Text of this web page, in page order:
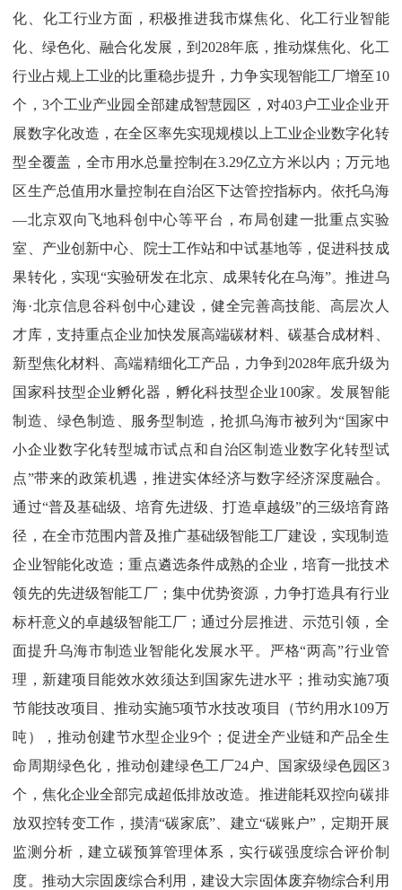
化、化工行业方面，积极推进我市煤焦化、化工行业智能
化、绿色化、融合化发展，到 2028年底，推动煤焦化、化工
行业占规上工业的比重稳步提升，力争实现智能工厂增至10
个， 3个工业产业园全部建成智慧园区，对403户工业企业开
展数字化改造，在全区率先实现规模以上工业企业数字化转
型全覆盖， 全市用水总量控制在3.29亿立方米以内；万元地
区生产总值用水量控制在自治区下达管控指标内。依托乌海
—北京双向飞地科创中心等平台，布局创建一批重点实验
室、产业创新中心、院士工作站和中试基地等，促进科技成
果转化， 实现“实验研发在北京、成果转化在乌海”。推进乌
海·北京信息谷科创中心建设，健全完善高技能、高层次人
才库， 支持重点企业加快发展高端碳材料、碳基合成材料、
新型焦化材料、高端精细化工产品， 力争到 2028年底升级为
国家科技型企业孵化器，孵化科技型企业100家。 发展智能
制造、绿色制造、服务型制造，抢抓乌海市被列 为“国家中
小企业数字化转型城市试点和自治区制造业数字化转型试
点”带来的政策机遇，推进实体经济与数字经济深度融合。
通过“普及基础级、培育先进级、打造卓越级”的三级培育路
径，在全市范围内普及推广基础级智能工厂建设，实现制造
企业智能化改造；重点遴选条件成熟的企业，培育一批技术
领先的先进级智能工厂；集中优势资源，力争打造具有行业
标杆意义的卓越级智能工厂；通过分层推进、示范引领，全
面提升乌海市制造业智能化发展水平。严格“两高”行业管
理，新建项目能效水效须达到 国家先进水平；推动实施7项
节能技改项目、推动实施5项节水技改项目（节约用水109万
吨），推动创建节水型企业9个 ；促进全产业链和产品全生
命周期绿色化 ，推动创建绿色工厂24 户、国家级绿色园区3
个，焦化企业全部完成超低排放改造。推进能耗双控向碳排
放双控转变工作，摸清“碳家底”、建立“碳账户” ，定期开展
监测分析，建立碳预算管理体系，实行碳强度综合评价制
度。推动大宗固废综合利用，建设大宗固体废弃物综合利用